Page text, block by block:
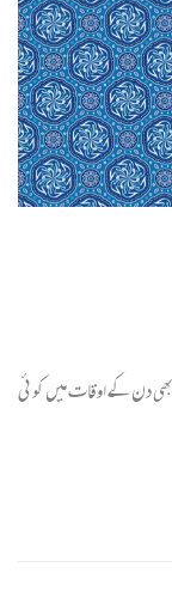
دن کے اوقات میں کوئی